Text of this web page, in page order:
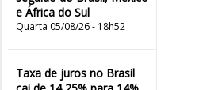
e África do Sul
Quarta 05/08/26 - 18h52
Taxa de juros no Brasil